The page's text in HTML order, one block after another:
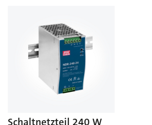
Schaltnetzteil 240 W